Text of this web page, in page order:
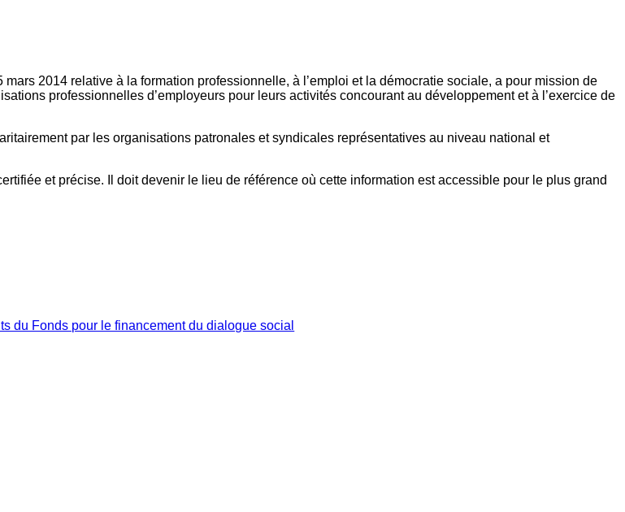
2014 relative à la formation professionnelle, à l’emploi et la démocratie sociale, a pour mission de
professionnelles d’employeurs pour leurs activités concourant au développement et à l’exercice de
par les organisations patronales et syndicales représentatives au niveau national et
et précise. Il doit devenir le lieu de référence où cette information est accessible pour le plus grand
du Fonds pour le financement du dialogue social